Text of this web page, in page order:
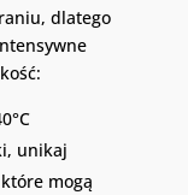
dlatego
unikaj
mogą